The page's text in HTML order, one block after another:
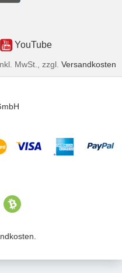
YouTube
MwSt., zzgl. Versandkosten